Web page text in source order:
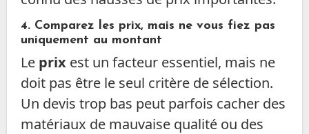
4. Comparez les prix, mais ne vous fiez pas
uniquement au montant
Le prixest un facteur essentiel, mais ne
doit pas être le seul critère de sélection.
Un devis trop bas peut parfois cacher des
matériaux de mauvaise qualité ou des